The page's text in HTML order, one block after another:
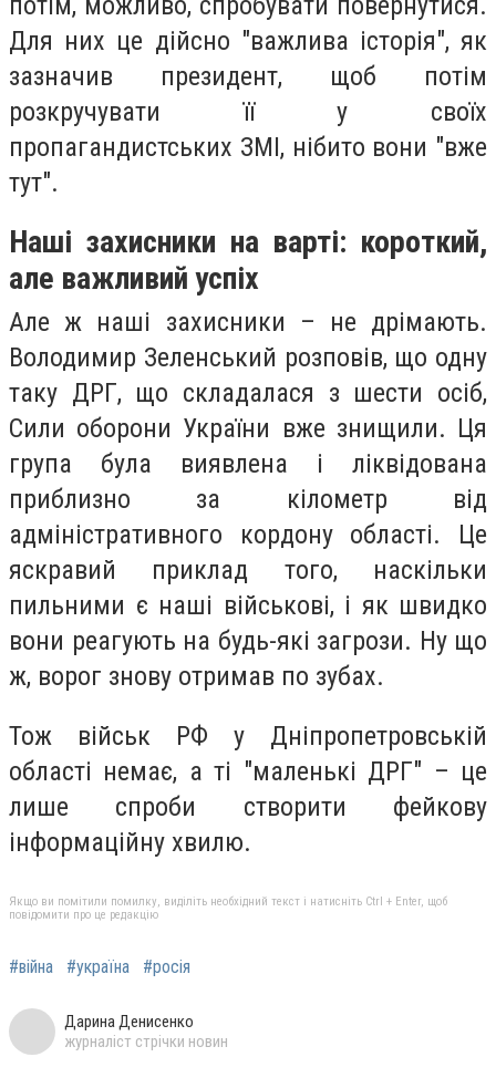
Для них це дійсно "важлива історія", як
зазначив президент, щоб потім
розкручувати її у своїх
пропагандистських ЗМІ, нібито вони "вже
тут".
Наші захисники на варті: короткий,
але важливий успіх
Але ж наші захисники – не дрімають.
Володимир Зеленський розповів, що одну
таку ДРГ, що складалася з шести осіб,
Сили оборони України вже знищили. Ця
група була виявлена і ліквідована
приблизно за кілометр від
адміністративного кордону області. Це
яскравий приклад того, наскільки
пильними є наші військові, і як швидко
вони реагують на будь-які загрози. Ну що
ж, ворог знову отримав по зубах.
Тож військ РФ у Дніпропетровській
області немає, а ті "маленькі ДРГ" – це
лише спроби створити фейкову
інформаційну хвилю.
Якщо ви помітили помилку, виділіть необхідний текст і натисніть Ctrl + Enter, щоб
повідомити про це редакцію
#війна #україна #росія
Дарина Денисенко
журналіст стрічки новин